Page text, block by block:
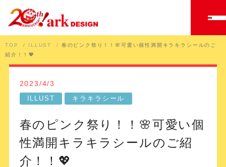
TOP ILLUST
春のピンク祭り！！🌸可愛い個性満開キラキラシールのご
紹介！！💖
2023/4/3
ILLUST キラキラシール
春のピンク祭り！！🌸可愛い個
性満開キラキラシールのご紹
介！！💖